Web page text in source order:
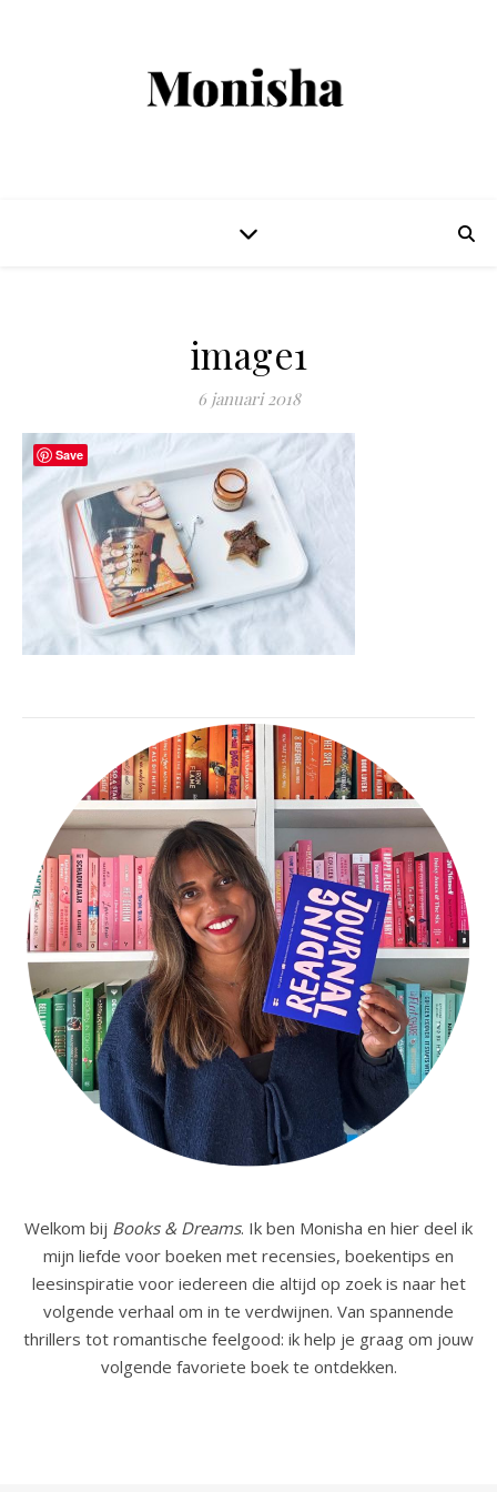
image1
6 januari 2018
Welkom bij Books & Dreams. Ik ben Monisha en hier deel ik
mijn liefde voor boeken met recensies, boekentips en
leesinspiratie voor iedereen die altijd op zoek is naar het
volgende verhaal om in te verdwijnen. Van spannende
thrillers tot romantische feelgood: ik help je graag om jouw
volgende favoriete boek te ontdekken.
Save